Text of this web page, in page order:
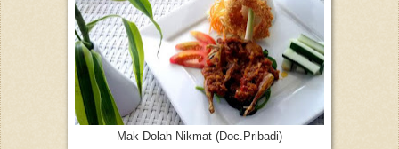
Mak Dolah Nikmat (Doc.Pribadi)